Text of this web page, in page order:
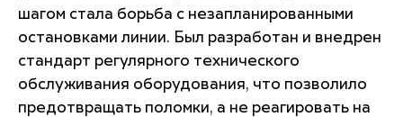
шагом стала борьба с незапланированными
остановками линии. Был разработан и внедрен
стандарт регулярного технического
обслуживания оборудования, что позволило
предотвращать поломки, а не реагировать на